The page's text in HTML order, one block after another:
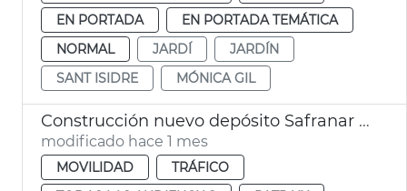
EN PORTADA
EN PORTADA TEMÁTICA
NORMAL
JARDÍ
JARDÍN
SANT ISIDRE
MÓNICA GIL
Construcción nuevo depósito Safranar EMT València
modificado hace 1 mes
MOVILIDAD
TRÁFICO